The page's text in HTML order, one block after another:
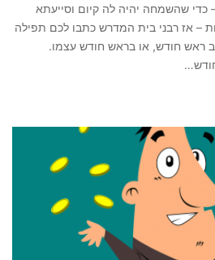
שהשמחה יהיה לה קיום וסייעתא
– אז רבני בית המדרש כתבו לכם תפילה
ראש חודש, או בראש חודש עצמו.